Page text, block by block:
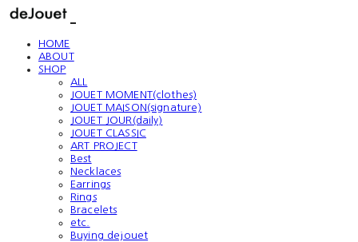
HOME
ABOUT
SHOP
ALL
JOUET MOMENT(clothes)
JOUET MAISON(signature)
JOUET JOUR(daily)
JOUET CLASSIC
ART PROJECT
Best
Necklaces
Earrings
Rings
Bracelets
etc.
Buying dejouet